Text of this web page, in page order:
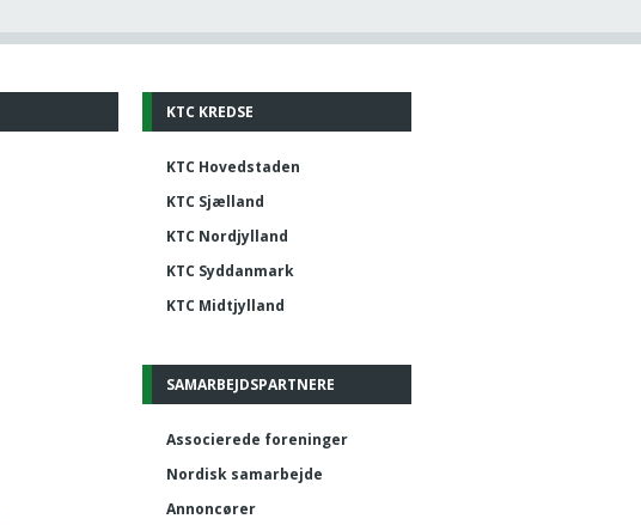
KTC KREDSE
KTC Hovedstaden
KTC Sjælland
KTC Nordjylland
KTC Syddanmark
KTC Midtjylland
SAMARBEJDSPARTNERE
Associerede foreninger
Nordisk samarbejde
Annoncører